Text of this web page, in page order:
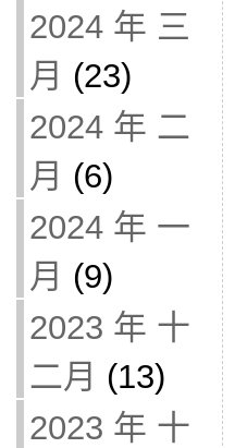
2024 年 三
月 (23)
2024 年 二
月 (6)
2024 年 一
月 (9)
2023 年 十
二月 (13)
2023 年 十